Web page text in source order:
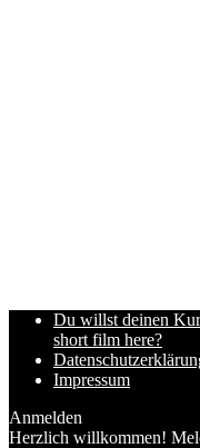
Du willst deinen
short film here?
Impressum
Anmelden
Herzlich willkommen!